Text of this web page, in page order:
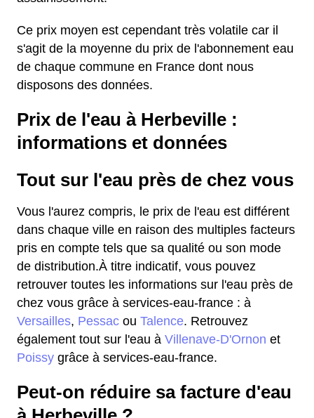
Ce prix moyen est cependant très volatile car il
s'agit de la moyenne du prix de l'abonnement eau
de chaque commune en France dont nous
disposons des données.
Prix de l'eau à Herbeville :
informations et données
Tout sur l'eau près de chez vous
Vous l'aurez compris, le prix de l'eau est différent
dans chaque ville en raison des multiples facteurs
pris en compte tels que sa qualité ou son mode
de distribution.À titre indicatif, vous pouvez
retrouver toutes les informations sur l'eau près de
chez vous grâce à services-eau-france : à
Versailles, Pessac ou Talence. Retrouvez
également tout sur l'eau à Villenave-D'Ornon et
Poissy grâce à services-eau-france.
Peut-on réduire sa facture d'eau